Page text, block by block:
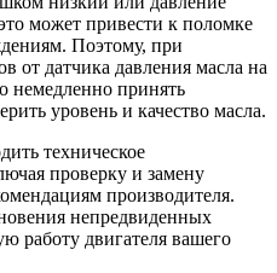
может привести к поломке
Поэтому, при
от датчика давления масла на
немедленно принять
уровень и качество масла.
техническое
проверку и замену
производителя.
непредвиденных
работу двигателя вашего